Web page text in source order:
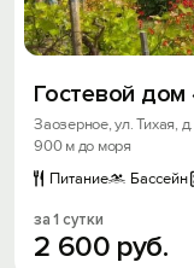
Гостевой
Заозерное, ул. Тихая,
900 м до моря
Питание
Бассейн
за 1 сутки
2 600 руб.